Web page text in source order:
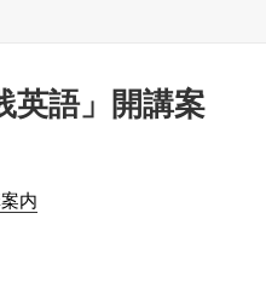
英語」開講案
内